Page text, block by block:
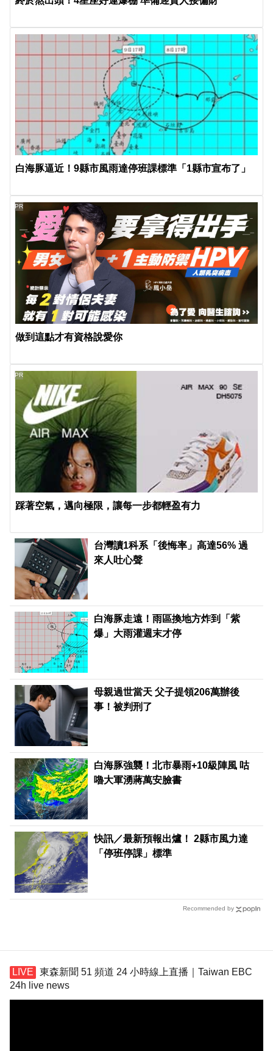
白海豚逼近！9縣市風雨達停班課標準「1縣市宣布了」
做到這點才有資格說愛你
PR
踩著空氣，邁向極限，讓每一步都輕盈有力
PR
台灣讀1科系「後悔率」高達56% 過
來人吐心聲
白海豚走遠！雨區換地方炸到「紫
爆」大雨灌週末才停
母親過世當天 父子提領206萬辦後
事！被判刑了
白海豚強襲！北市暴雨+10級陣風 咕
嚕大軍湧蔣萬安臉書
快訊／最新預報出爐！ 2縣市風力達
「停班停課」標準
Recommended by
東森新聞 51 頻道 24 小時線上直播｜Taiwan EBC
24h live news